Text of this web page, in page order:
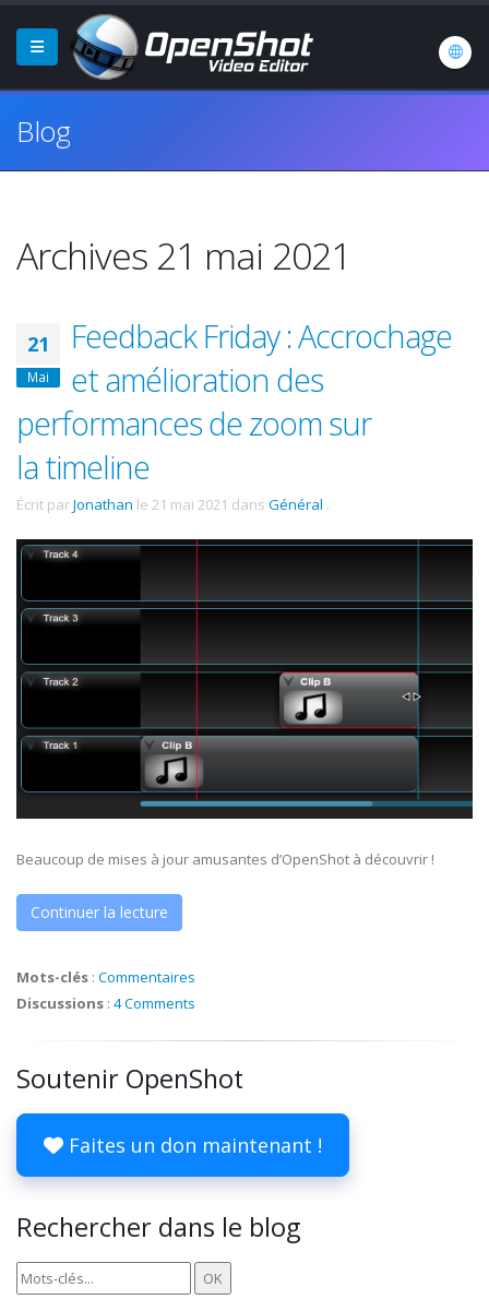
Blog
Archives 21 mai 2021
21
Mai
Feedback Friday : Accrochage
et amélioration des
performances de zoom sur
la timeline
Écrit parJonathan le 21 mai 2021 dans Général .
Beaucoup de mises à jour amusantes d’OpenShot à découvrir !
Continuer la lecture
Mots-clés : Commentaires
Discussions : 4 Comments
Soutenir OpenShot
Faites un don maintenant !
Rechercher dans le blog